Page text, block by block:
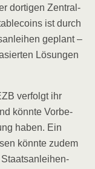
dor­ti­gen Zen­tral­
ist durch
geplant –
Lösun­gen
ver­folgt ihr
könn­te Vor­be­
haben. Ein
könn­te zudem
Staats­an­lei­hen­